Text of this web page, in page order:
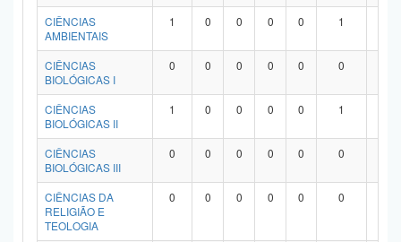
CIÊNCIAS
AMBIENTAIS
1 0 0 0 0 1
CIÊNCIAS
BIOLÓGICAS I
0 0 0 0 0 0
CIÊNCIAS
BIOLÓGICAS II
1 0 0 0 0 1
CIÊNCIAS
BIOLÓGICAS III
0 0 0 0 0 0
CIÊNCIAS DA
RELIGIÃO E
TEOLOGIA
0 0 0 0 0 0